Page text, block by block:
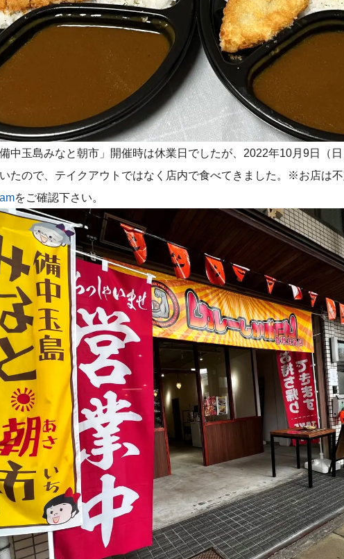
中玉島みなと朝市」開催時は休業日でしたが、2022年10月9日（日
たので、テイクアウトではなく店内で食べてきました。※お店は
をご確認下さい。